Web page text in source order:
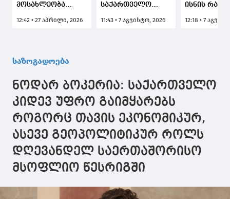
მოსახლეობა
თანამშრომლობაზე
სრულ მზაობას
12:42 • 27 აპრილი, 2026
საქართველო
მსოფლიოში ერთ-
შეიძენს და
სახელმწიფო
პროგრამაში
დანერგავს
11:43 • 7 აგვისტო, 2026
ისნის
ჩატარდება
12:18 • 7
საზოგადოება
ნოდარ ბოკერია: საქართველო
კიდევ უფრო გაიმყარებს
როგორც თავის ეკონომიკურ,
ასევე გეოპოლიტიკურ როლს
დღევანდელ საერთაშორისო
მსოფლიო წესრიგში